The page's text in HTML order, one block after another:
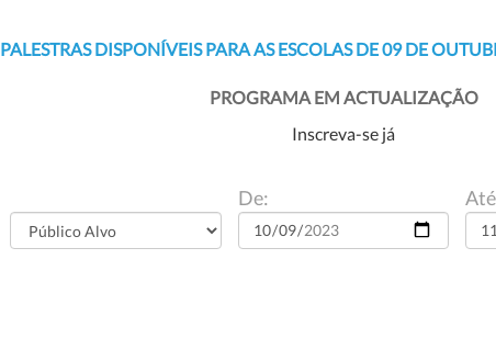
PALESTRAS DISPONÍVEIS PARA AS ESCOLAS DE09 DE
PROGRAMA EM ACTUALIZAÇÃO
Inscreva-se já
De: